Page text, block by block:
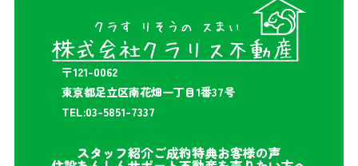
〒121-0062
東京都足立区南花畑一丁目1番37号
TEL:03-5851-7337
スタッフ紹介ご成約特典お客様の声